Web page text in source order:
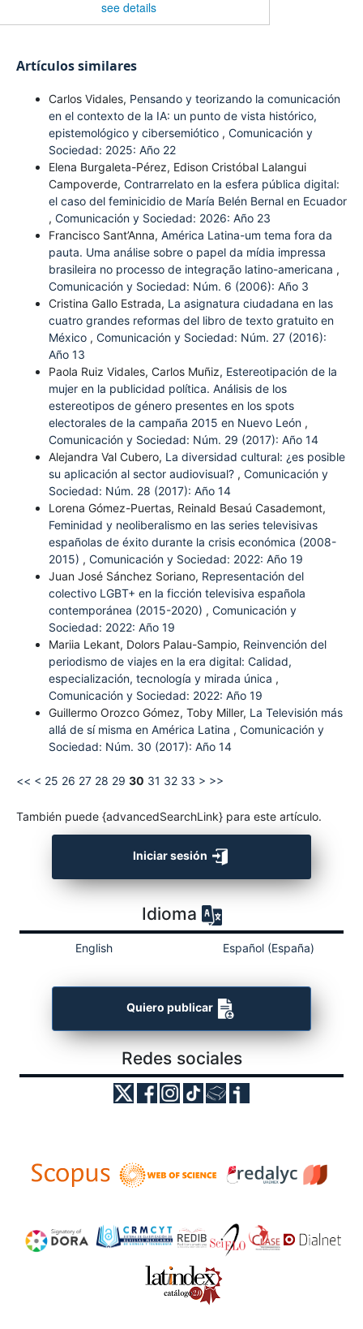
see details
Artículos similares
Carlos Vidales, Pensando y teorizando la comunicación
en el contexto de la IA: un punto de vista histórico,
epistemológico y cibersemiótico , Comunicación y
Sociedad: 2025: Año 22
Elena Burgaleta-Pérez, Edison Cristóbal Lalangui
Campoverde, Contrarrelato en la esfera pública digital:
el caso del feminicidio de María Belén Bernal en Ecuador
, Comunicación y Sociedad: 2026: Año 23
Francisco Sant’Anna, América Latina-um tema fora da
pauta. Uma análise sobre o papel da mídia impressa
brasileira no processo de integração latino-americana ,
Comunicación y Sociedad: Núm. 6 (2006): Año 3
Cristina Gallo Estrada, La asignatura ciudadana en las
cuatro grandes reformas del libro de texto gratuito en
México , Comunicación y Sociedad: Núm. 27 (2016):
Año 13
Paola Ruiz Vidales, Carlos Muñiz, Estereotipación de la
mujer en la publicidad política. Análisis de los
estereotipos de género presentes en los spots
electorales de la campaña 2015 en Nuevo León ,
Comunicación y Sociedad: Núm. 29 (2017): Año 14
Alejandra Val Cubero, La diversidad cultural: ¿es posible
su aplicación al sector audiovisual? , Comunicación y
Sociedad: Núm. 28 (2017): Año 14
Lorena Gómez-Puertas, Reinald Besaú Casademont,
Feminidad y neoliberalismo en las series televisivas
españolas de éxito durante la crisis económica (2008-
2015) , Comunicación y Sociedad: 2022: Año 19
Juan José Sánchez Soriano, Representación del
colectivo LGBT+ en la ficción televisiva española
contemporánea (2015-2020) , Comunicación y
Sociedad: 2022: Año 19
Mariia Lekant, Dolors Palau-Sampio, Reinvención del
periodismo de viajes en la era digital: Calidad,
especialización, tecnología y mirada única ,
Comunicación y Sociedad: 2022: Año 19
Guillermo Orozco Gómez, Toby Miller, La Televisión más
allá de sí misma en América Latina , Comunicación y
Sociedad: Núm. 30 (2017): Año 14
<< < 25 26 27 28 29 30 31 32 33 > >>
También puede {advancedSearchLink} para este artículo.
Iniciar sesión
Idioma
English Español (España)
Quiero publicar
Redes sociales